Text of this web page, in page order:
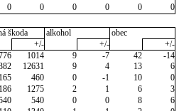
0 0 0 0 0
0
škoda alkohol
obec
+/- +/-
+/-
1014 9 -7 42
-14
12631 9 4 13
6
460 0 -1 10
0
1275 2 1 6
3
540 0 0 8
6